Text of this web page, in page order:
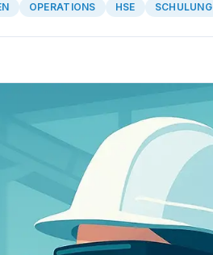
OPERATIONS HSE SCHULUNG